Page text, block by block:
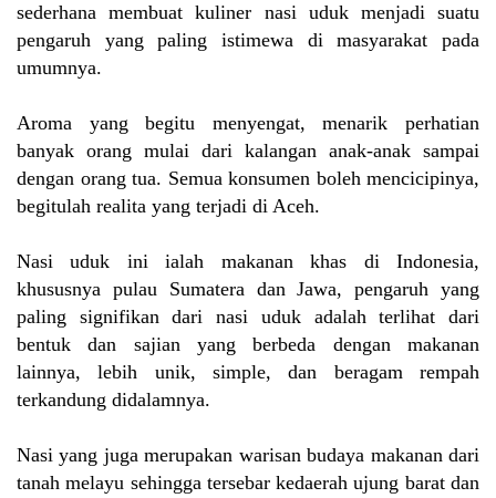
sederhana membuat kuliner nasi uduk menjadi suatu
pengaruh yang paling istimewa di masyarakat pada
umumnya.
Aroma yang begitu menyengat, menarik perhatian
banyak orang mulai dari kalangan anak-anak sampai
dengan orang tua. Semua konsumen boleh mencicipinya,
begitulah realita yang terjadi di Aceh.
Nasi uduk ini ialah makanan khas di Indonesia,
khususnya pulau Sumatera dan Jawa, pengaruh yang
paling signifikan dari nasi uduk adalah terlihat dari
bentuk dan sajian yang berbeda dengan makanan
lainnya, lebih unik, simple, dan beragam rempah
terkandung didalamnya.
Nasi yang juga merupakan warisan budaya makanan dari
tanah melayu sehingga tersebar kedaerah ujung barat dan